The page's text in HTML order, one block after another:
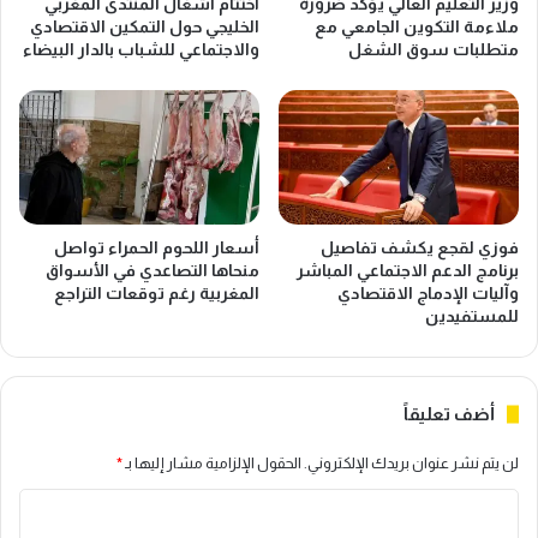
م
غ
ر
ا
ل
ر
ق
م
م
و
ج
ل
م
ا
د
ت
ا
ل
م
غ
ا
ر
ب
ة
ا
ة
أ
ملاءمة التكوين الجامعي مع
متطلبات سوق الشغل
الخليجي حول التمكين الاقتصادي
والاجتماعي للشباب بالدار البيضاء
فوزي لقجع يكشف تفاصيل
برنامج الدعم الاجتماعي المباشر
وآليات الإدماج الاقتصادي
للمستفيدين
أسعار اللحوم الحمراء تواصل
منحاها التصاعدي في الأسواق
المغربية رغم توقعات التراجع
أضف تعليقاً
لن يتم نشر عنوان بريدك الإلكتروني. الحقول الإلزامية مشار إليها بـ*